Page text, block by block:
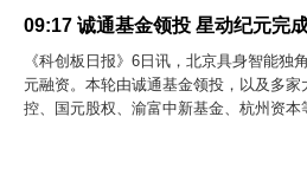
09:17 诚通基金领投 星动纪元完
《科创板日报》6日讯，北京具身智能独
元融资。本轮由诚通基金领投，以及多
控、国元股权、渝富中新基金、杭州资本
跟投；老股东厚雪资本、清控天诚、千